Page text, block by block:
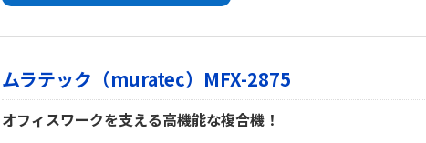
ムラテック（muratec）MFX-2875
オフィスワークを支える高機能な複合機！